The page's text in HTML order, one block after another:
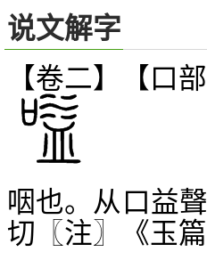
说文解字
【卷二】【口部
咽也。从口益
切〖注〗《玉篇